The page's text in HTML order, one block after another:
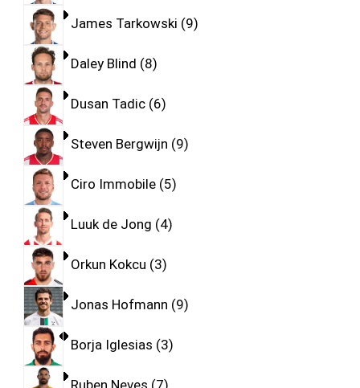
James Tarkowski 9
Daley Blind 8
Dusan Tadic 6
Steven Bergwijn 9
Ciro Immobile 5
Luuk de Jong 4
Orkun Kokcu 3
Jonas Hofmann 9
Borja Iglesias 3